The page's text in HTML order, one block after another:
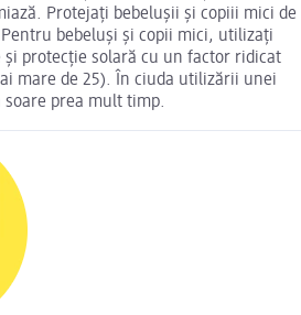
Protejați bebelușii și copiii mici de
bebeluși și copii mici, utilizați
protecție solară cu un factor ridicat
mare de 25). În ciuda utilizării unei
prea mult timp.